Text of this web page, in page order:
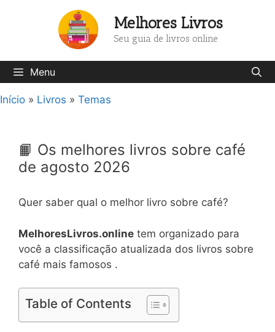
Melhores Livros
Seu guia de livros online
Menu
Início » Livros » Temas
📙 Os melhores livros sobre café
de agosto 2026
Quer saber qual o melhor livro sobre café?
MelhoresLivros.online tem organizado para
você a classificação atualizada dos livros sobre
café mais famosos .
Table of Contents